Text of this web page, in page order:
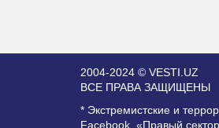
2004-2024 © VESTI.UZ
ВСЕ ПРАВА ЗАЩИЩЕНЫ
* Экстремистские и
Facebook, «Правый